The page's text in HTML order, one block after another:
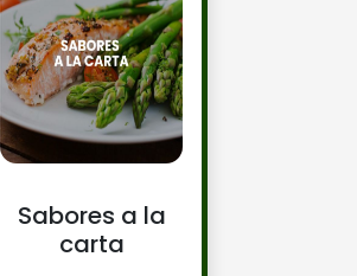
Sabores a la
carta